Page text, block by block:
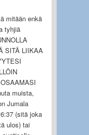
mitään enkä
tyhjiä
SITÄ LIIKAA
muista,
Jumala
(sitä joka
ulos) tai